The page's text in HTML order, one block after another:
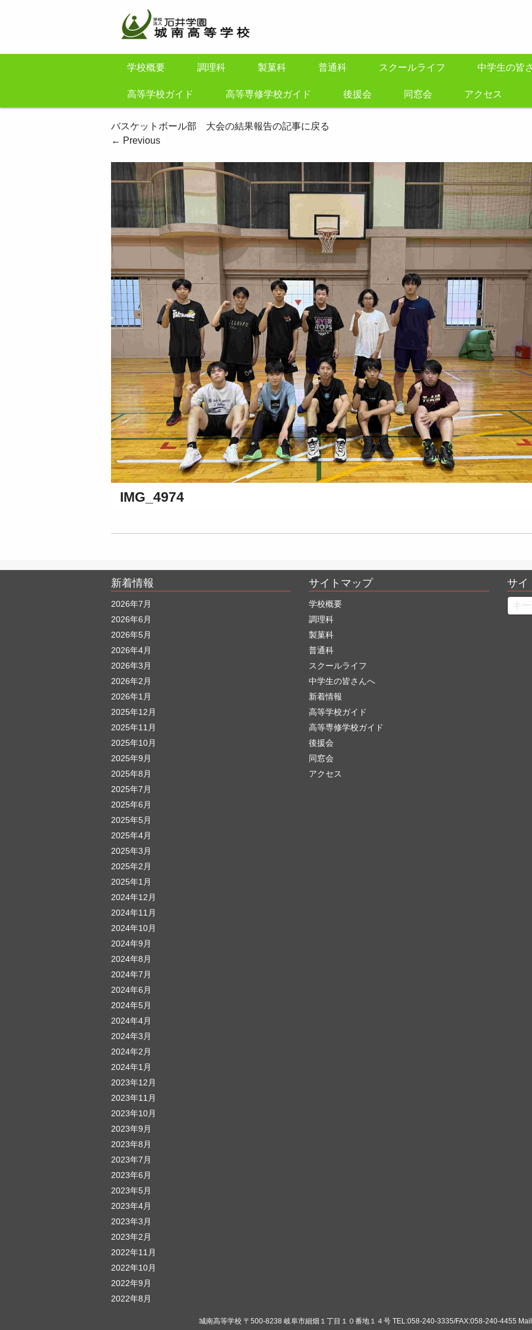
学校概要 調理科 製菓科 普通科 スクールライフ 中学生の皆
高等学校ガイド 高等専修学校ガイド 後援会 同窓会 アクセス
バスケットボール部 大会の結果報告の記事に戻る
← Previous
IMG_4974
新着情報
2026年7月
2026年6月
2026年5月
2026年4月
2026年3月
2026年2月
2026年1月
2025年12月
2025年11月
2025年10月
2025年9月
2025年8月
2025年7月
2025年6月
2025年5月
2025年4月
2025年3月
2025年2月
2025年1月
2024年12月
2024年11月
2024年10月
2024年9月
2024年8月
2024年7月
2024年6月
2024年5月
2024年4月
2024年3月
2024年2月
2024年1月
2023年12月
2023年11月
2023年10月
2023年9月
2023年8月
2023年7月
2023年6月
2023年5月
2023年4月
2023年3月
2023年2月
2022年11月
2022年10月
2022年9月
2022年8月
サイトマップ
学校概要
調理科
製菓科
普通科
スクールライフ
中学生の皆さんへ
新着情報
高等学校ガイド
高等専修学校ガイド
後援会
同窓会
アクセス
サイ
城南高等学校 〒500-8238 岐阜市細畑１丁目１０番地１４号 TEL:058-240-3335/FAX:058-240-4455